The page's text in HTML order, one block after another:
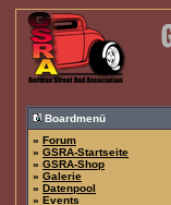
Boardmenü
» Forum
» GSRA-Startseite
» GSRA-Shop
» Galerie
» Datenpool
» Events